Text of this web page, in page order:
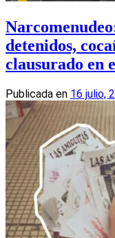
detenidos,
clausurado en
Publicada en 16 julio,